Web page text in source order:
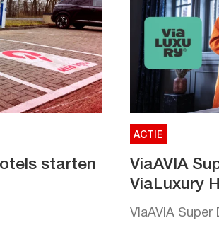
starten
ACTIE
ViaAVIA
ViaLuxury
ViaAVIA Super